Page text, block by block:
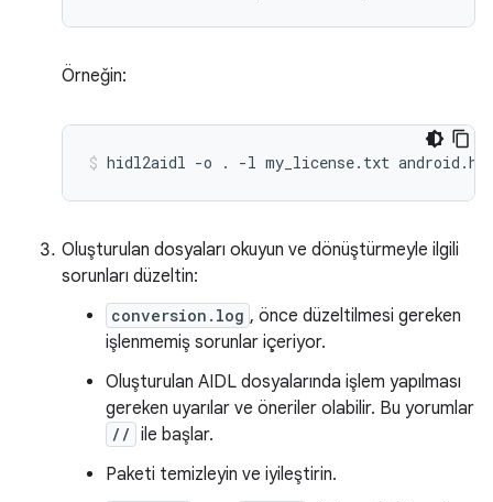
Örneğin:
hidl2aidl -o . -l my_license.txt
Oluşturulan dosyaları okuyun ve dönüştürmeyle ilgili
sorunları düzeltin:
conversion.log , önce düzeltilmesi gereken
işlenmemiş sorunlar içeriyor.
Oluşturulan AIDL dosyalarında işlem yapılması
gereken uyarılar ve öneriler olabilir. Bu yorumlar
// ile başlar.
Paketi temizleyin ve iyileştirin.